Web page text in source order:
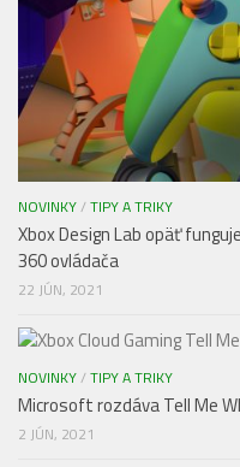
NOVINKY/TIPY A TRIKY
Xbox Design Lab opäť
360 ovládača
22 JÚN, 2021
NOVINKY/TIPY A TRIKY
Microsoft rozdáva Tell Me
2 JÚN, 2021